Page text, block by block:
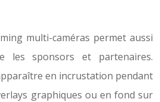
multi-caméras permet aussi
les sponsors et partenaires.
en incrustation pendant
graphiques ou en fond sur